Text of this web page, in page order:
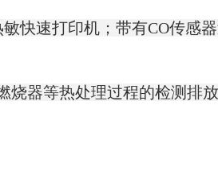
快速打印机；带有CO传
等热处理过程的检测排放以